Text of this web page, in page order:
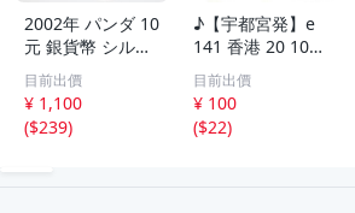
2002年 パンダ 10
元 銀貨幣 シルバ
ー 中国人民銀行
中華人民共和国
プルーフ 古銭 硬
貨 コイン 銀貨 ケ
目前出價
¥ 1,100
($239)
♪【宇都宮発】e
141 香港 20 10セ
ント 硬貨 / シン
ガポール 50 20 1
0セント / オース
トラリア 旧1ドル
目前出價
¥ 100
($22)